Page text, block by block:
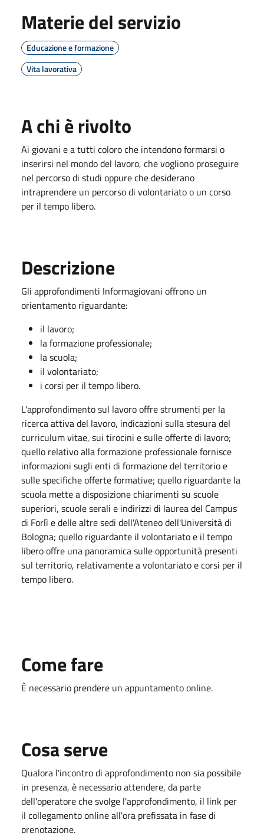
Materie del servizio
Educazione e formazione
Vita lavorativa
A chi è rivolto
Ai giovani e a tutti coloro che intendono formarsi o
inserirsi nel mondo del lavoro, che vogliono proseguire
nel percorso di studi oppure che desiderano
intraprendere un percorso di volontariato o un corso
per il tempo libero.
Descrizione
Gli approfondimenti Informagiovani offrono un
orientamento riguardante:
il lavoro;
la formazione professionale;
la scuola;
il volontariato;
i corsi per il tempo libero.
L'approfondimento sul lavoro offre strumenti per la
ricerca attiva del lavoro, indicazioni sulla stesura del
curriculum vitae, sui tirocini e sulle offerte di lavoro;
quello relativo alla formazione professionale fornisce
informazioni sugli enti di formazione del territorio e
sulle specifiche offerte formative; quello riguardante la
scuola mette a disposizione chiarimenti su scuole
superiori, scuole serali e indirizzi di laurea del Campus
di Forlì e delle altre sedi dell'Ateneo dell'Università di
Bologna; quello riguardante il volontariato e il tempo
libero offre una panoramica sulle opportunità presenti
sul territorio, relativamente a volontariato e corsi per il
tempo libero.
Come fare
È necessario prendere un appuntamento online.
Cosa serve
Qualora l'incontro di approfondimento non sia possibile
in presenza, è necessario attendere, da parte
dell'operatore che svolge l'approfondimento, il link per
il collegamento online all'ora prefissata in fase di
prenotazione.